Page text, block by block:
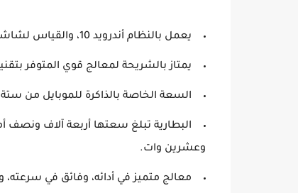
يعمل بالنظام أندرويد 10، والقياس لشاشته يبلغ ستة ونصف بوصة.
يمتاز بالشريحة لمعالج قوي المتوفر
السعة الخاصة بالذاكرة للموبايل من ستة
البطارية تبلغ سعتها أربعة آلاف ونصف
وعشرين وات.
معالج متميز في أدائه، وفائق في